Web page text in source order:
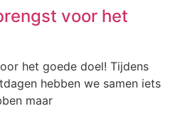
voor het
het goede doel! Tijdens
hebben we samen iets
maar